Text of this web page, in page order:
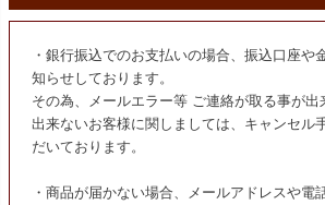
・銀行振込でのお支払いの場合、振込口座や
知らせしております。
その為、メールエラー等 ご連絡が取る事が
出来ないお客様に関しましては、キャンセル
だいております。
・商品が届かない場合、メールアドレスや電